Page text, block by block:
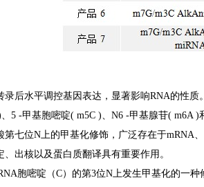
录后水平调控基因表达，显著影响RNA的性
5 -甲基胞嘧啶( m5C )、N6 -甲基腺苷( m6A )
第七位N上的甲基化修饰，广泛存在于mRNA
出核以及蛋白质翻译具有重要作用。
胞嘧啶（C）的第3位N上发生甲基化的一